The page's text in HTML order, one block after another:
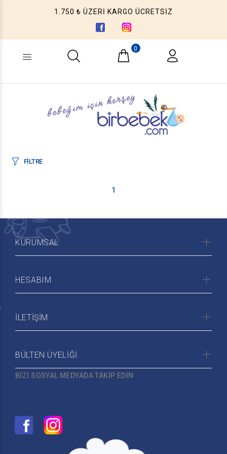
1.750 ₺ ÜZERİ KARGO ÜCRETSİZ
Ne aramıştınız? (Ürün, Kategori ...)
0
FİLTRE
1
KURUMSAL
HESABIM
İLETİŞİM
BÜLTEN ÜYELİĞİ
BİZİ SOSYAL MEDYADA TAKİP EDİN